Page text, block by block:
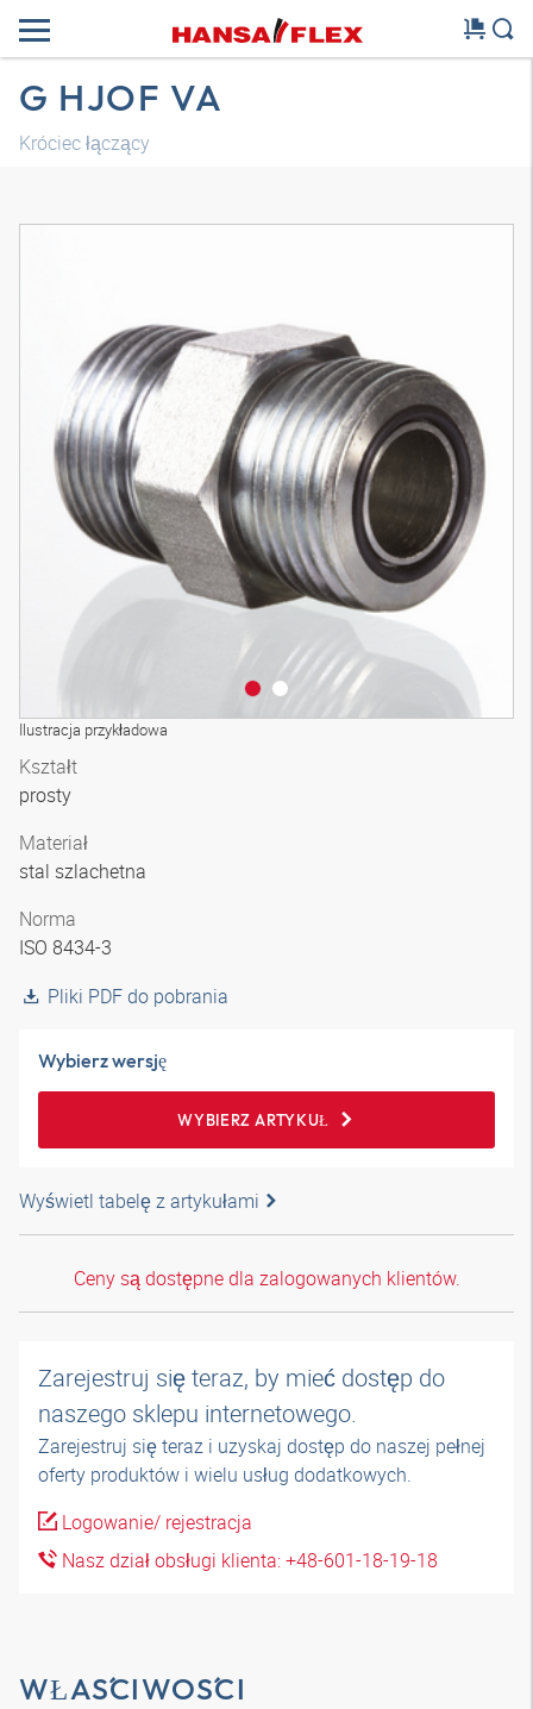
G HJOF VA
Króciec łączący
Ilustracja przykładowa
Kształt
prosty
Materiał
stal szlachetna
Norma
ISO 8434-3
Pliki PDF do pobrania
Wybierz wersję
WYBIERZ ARTYKUŁ
Wyświetl tabelę z artykułami
Ceny są dostępne dla zalogowanych klientów.
Zarejestruj się teraz, by mieć dostęp do
naszego sklepu internetowego.
Zarejestruj się teraz i uzyskaj dostęp do naszej pełnej
oferty produktów i wielu usług dodatkowych.
Logowanie/ rejestracja
Nasz dział obsługi klienta: +48-601-18-19-18
WŁAŚCIWOŚCI